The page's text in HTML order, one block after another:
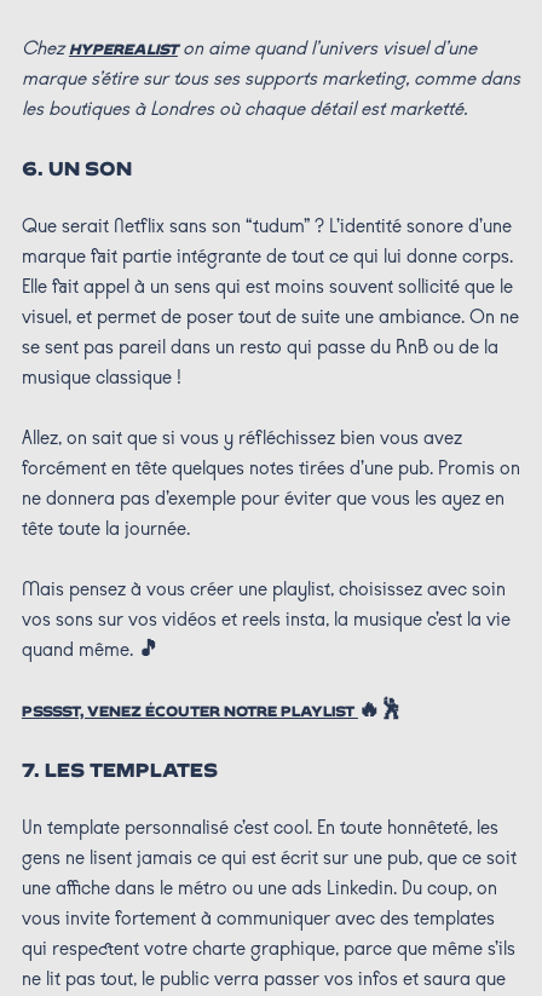
Chez HYPEREALISTon aime quand l’univers visuel d’une
marque s’étire sur tous ses supports marketing, comme dans
les boutiques à Londres où chaque détail est marketté.
6. UN SON
Que serait Netflix sans son “tudum” ? L’identité sonore d’une
marque fait partie intégrante de tout ce qui lui donne corps.
Elle fait appel à un sens qui est moins souvent sollicité que le
visuel, et permet de poser tout de suite une ambiance. On ne
se sent pas pareil dans un resto qui passe du RnB ou de la
musique classique !
Allez, on sait que si vous y réfléchissez bien vous avez
forcément en tête quelques notes tirées d’une pub. Promis on
ne donnera pas d’exemple pour éviter que vous les ayez en
tête toute la journée.
Mais pensez à vous créer une playlist, choisissez avec soin
vos sons sur vos vidéos et reels insta, la musique c’est la vie
quand même. 🎵
PSSSST, VENEZ ÉCOUTER NOTRE PLAYLIST 🔥🕺
7. LES TEMPLATES
Un template personnalisé c’est cool. En toute honnêteté, les
gens ne lisent jamais ce qui est écrit sur une pub, que ce soit
une affiche dans le métro ou une ads Linkedin. Du coup, on
vous invite fortement à communiquer avec des templates
qui respectent votre charte graphique, parce que même s’ils
ne lit pas tout, le public verra passer vos infos et saura que